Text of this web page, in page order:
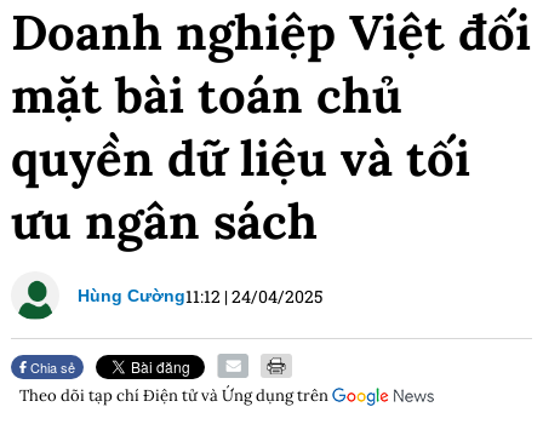
Doanh nghiệp Việt đối
mặt bài toán chủ
quyền dữ liệu và tối
ưu ngân sách
Hùng Cường11:12 |24/04/2025
Chia sẻ
Theo dõi tạp chíĐiện tử và Ứng dụngtrên